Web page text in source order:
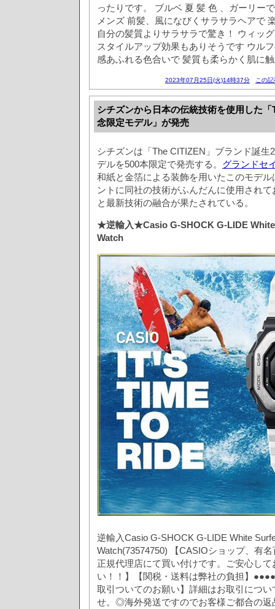
ったりです。 ブルベ 夏 髪 色 、ガーリー
メンズ 前髪、風になびくサラサラヘアで
自分の髪質よりサラサラで驚き！ ウィッ
スタイルアップ効果もありそうです ウル
感あふれる色合いで 髪質も柔らかく肌に
2023年07月25日(火)14時37分 この
シチズンから日本の伝統技術を使用した
念限定モデル」が発売
シチズンは「The CITIZEN」ブランド誕生
デルを500本限定で発売する。 グランドセ
和紙と金箔による装飾を用いたこのモデ
ントに同社の技術がふんだんに使用され
と最新技術の融合が果たされている。
★逆輸入★Casio G-SHOCK G-LIDE
Watch
逆輸入Casio G-SHOCK G-LIDE White
Watch(73574750) 【CASIOショップ、有
正規代理店にて買い付けです。ご安心し
い！！】【関税・送料は弊社の負担】
取引ついてのお願い】詳細はお取引につ
せ。◎海外発送ですのでお客様ご都合の返